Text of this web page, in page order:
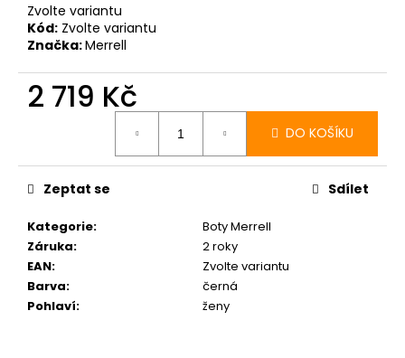
Zvolte variantu
Kód: Zvolte variantu
Značka:Merrell
2 719 Kč
DO KOŠÍKU
Kategorie:
Boty Merrell
Záruka:
2 roky
EAN:
Zvolte variantu
Barva:
černá
Pohlaví: ženy
Zeptat se Sdílet